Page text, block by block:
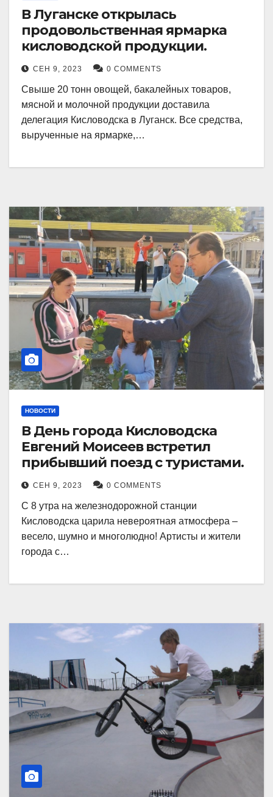
В Луганске открылась
продовольственная ярмарка
кисловодской продукции.
СЕН 9, 2023 0 COMMENTS
Свыше 20 тонн овощей, бакалейных товаров,
мясной и молочной продукции доставила
делегация Кисловодска в Луганск. Все средства,
вырученные на ярмарке,…
НОВОСТИ
В День города Кисловодска
Евгений Моисеев встретил
прибывший поезд с туристами.
СЕН 9, 2023 0 COMMENTS
С 8 утра на железнодорожной станции
Кисловодска царила невероятная атмосфера –
весело, шумно и многолюдно! Артисты и жители
города с…